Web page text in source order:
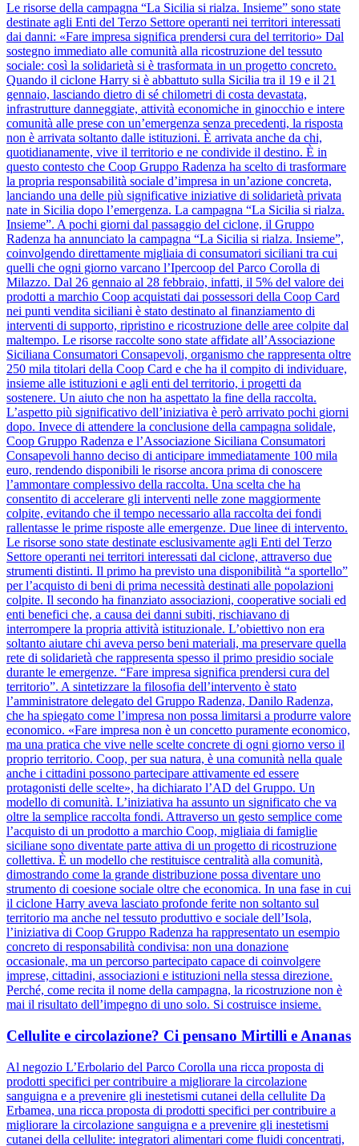
Le risorse della campagna “La Sicilia si rialza. Insieme” sono state
destinate agli Enti del Terzo Settore operanti nei territori interessati
dai danni: «Fare impresa significa prendersi cura del territorio» Dal
sostegno immediato alle comunità alla ricostruzione del tessuto
sociale: così la solidarietà si è trasformata in un progetto concreto.
Quando il ciclone Harry si è abbattuto sulla Sicilia tra il 19 e il 21
gennaio, lasciando dietro di sé chilometri di costa devastata,
infrastrutture danneggiate, attività economiche in ginocchio e intere
comunità alle prese con un’emergenza senza precedenti, la risposta
non è arrivata soltanto dalle istituzioni. È arrivata anche da chi,
quotidianamente, vive il territorio e ne condivide il destino. È in
questo contesto che Coop Gruppo Radenza ha scelto di trasformare
la propria responsabilità sociale d’impresa in un’azione concreta,
lanciando una delle più significative iniziative di solidarietà privata
nate in Sicilia dopo l’emergenza. La campagna “La Sicilia si rialza.
Insieme”. A pochi giorni dal passaggio del ciclone, il Gruppo
Radenza ha annunciato la campagna “La Sicilia si rialza. Insieme”,
coinvolgendo direttamente migliaia di consumatori siciliani tra cui
quelli che ogni giorno varcano l’Ipercoop del Parco Corolla di
Milazzo. Dal 26 gennaio al 28 febbraio, infatti, il 5% del valore dei
prodotti a marchio Coop acquistati dai possessori della Coop Card
nei punti vendita siciliani è stato destinato al finanziamento di
interventi di supporto, ripristino e ricostruzione delle aree colpite dal
maltempo. Le risorse raccolte sono state affidate all’Associazione
Siciliana Consumatori Consapevoli, organismo che rappresenta oltre
250 mila titolari della Coop Card e che ha il compito di individuare,
insieme alle istituzioni e agli enti del territorio, i progetti da
sostenere. Un aiuto che non ha aspettato la fine della raccolta.
L’aspetto più significativo dell’iniziativa è però arrivato pochi giorni
dopo. Invece di attendere la conclusione della campagna solidale,
Coop Gruppo Radenza e l’Associazione Siciliana Consumatori
Consapevoli hanno deciso di anticipare immediatamente 100 mila
euro, rendendo disponibili le risorse ancora prima di conoscere
l’ammontare complessivo della raccolta. Una scelta che ha
consentito di accelerare gli interventi nelle zone maggiormente
colpite, evitando che il tempo necessario alla raccolta dei fondi
rallentasse le prime risposte alle emergenze. Due linee di intervento.
Le risorse sono state destinate esclusivamente agli Enti del Terzo
Settore operanti nei territori interessati dal ciclone, attraverso due
strumenti distinti. Il primo ha previsto una disponibilità “a sportello”
per l’acquisto di beni di prima necessità destinati alle popolazioni
colpite. Il secondo ha finanziato associazioni, cooperative sociali ed
enti benefici che, a causa dei danni subiti, rischiavano di
interrompere la propria attività istituzionale. L’obiettivo non era
soltanto aiutare chi aveva perso beni materiali, ma preservare quella
rete di solidarietà che rappresenta spesso il primo presidio sociale
durante le emergenze. “Fare impresa significa prendersi cura del
territorio”. A sintetizzare la filosofia dell’intervento è stato
l’amministratore delegato del Gruppo Radenza, Danilo Radenza,
che ha spiegato come l’impresa non possa limitarsi a produrre valore
economico. «Fare impresa non è un concetto puramente economico,
ma una pratica che vive nelle scelte concrete di ogni giorno verso il
proprio territorio. Coop, per sua natura, è una comunità nella quale
anche i cittadini possono partecipare attivamente ed essere
protagonisti delle scelte», ha dichiarato l’AD del Gruppo. Un
modello di comunità. L’iniziativa ha assunto un significato che va
oltre la semplice raccolta fondi. Attraverso un gesto semplice come
l’acquisto di un prodotto a marchio Coop, migliaia di famiglie
siciliane sono diventate parte attiva di un progetto di ricostruzione
collettiva. È un modello che restituisce centralità alla comunità,
dimostrando come la grande distribuzione possa diventare uno
strumento di coesione sociale oltre che economica. In una fase in cui
il ciclone Harry aveva lasciato profonde ferite non soltanto sul
territorio ma anche nel tessuto produttivo e sociale dell’Isola,
l’iniziativa di Coop Gruppo Radenza ha rappresentato un esempio
concreto di responsabilità condivisa: non una donazione
occasionale, ma un percorso partecipato capace di coinvolgere
imprese, cittadini, associazioni e istituzioni nella stessa direzione.
Perché, come recita il nome della campagna, la ricostruzione non è
mai il risultato dell’impegno di uno solo. Si costruisce insieme.
Cellulite e circolazione? Ci pensano Mirtilli e Ananas
Al negozio L’Erbolario del Parco Corolla una ricca proposta di
prodotti specifici per contribuire a migliorare la circolazione
sanguigna e a prevenire gli inestetismi cutanei della cellulite Da
Erbamea, una ricca proposta di prodotti specifici per contribuire a
migliorare la circolazione sanguigna e a prevenire gli inestetismi
cutanei della cellulite: integratori alimentari come fluidi concentrati,